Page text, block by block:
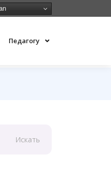
Педагогу
Искать